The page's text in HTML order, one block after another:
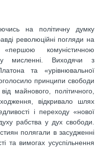
на політичну думку
революційні погляди на
комуністичною
мисленні. Виходячи з
та «урівнювальної
принципи свободи
майнового, політичного,
відкривало шлях
і переходу «нової
рабства у дух свободи.
полягали в засудженні
та вимогах усуспільнення